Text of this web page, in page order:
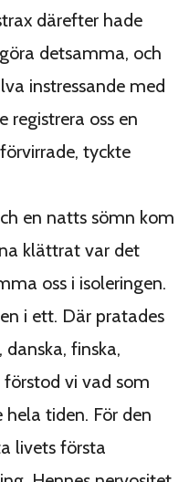
därefter hade
detsamma, och
instressande med
registrera oss en
tyckte
en natts sömn kom
klättrat var det
oss i isoleringen.
i ett. Där pratades
danska, finska,
vi vad som
tiden. För den
livets första